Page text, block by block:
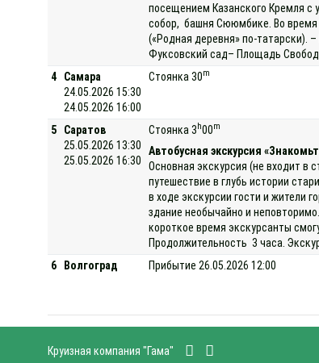
посещением Казанского Кремля
собор, башня Сююмбике. Во время
(«Родная деревня» по-татарски).
Фуксовский сад– Площадь
4
Самара
24.05.2026 15:30
24.05.2026 16:00
Стоянка 30m
5
Саратов
25.05.2026 13:30
25.05.2026 16:30
Стоянка 3 h00m
Автобусная экскурсия
Основная экскурсия (не входит в
путешествие в глубь истории
в ходе экскурсии гости и жители
здание необычайно и
короткое время экскурсанты
Продолжительность 3 часа.
6
Волгоград Прибытие 26.05.2026 12:00
Круизная компания "Гама"